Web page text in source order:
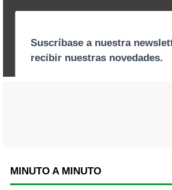
MINUTO A MINUTO